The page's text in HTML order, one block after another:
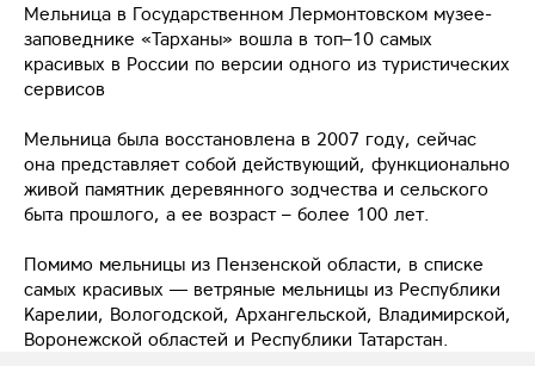
Мельница в Государственном Лермонтовском музее-
заповеднике «Тарханы» вошла в топ–10 самых
красивых в России по версии одного из туристических
сервисов
Мельница была восстановлена в 2007 году, сейчас
она представляет собой действующий, функционально
живой памятник деревянного зодчества и сельского
быта прошлого, а ее возраст – более 100 лет.
Помимо мельницы из Пензенской области, в списке
самых красивых — ветряные мельницы из Республики
Карелии, Вологодской, Архангельской, Владимирской,
Воронежской областей и Республики Татарстан.